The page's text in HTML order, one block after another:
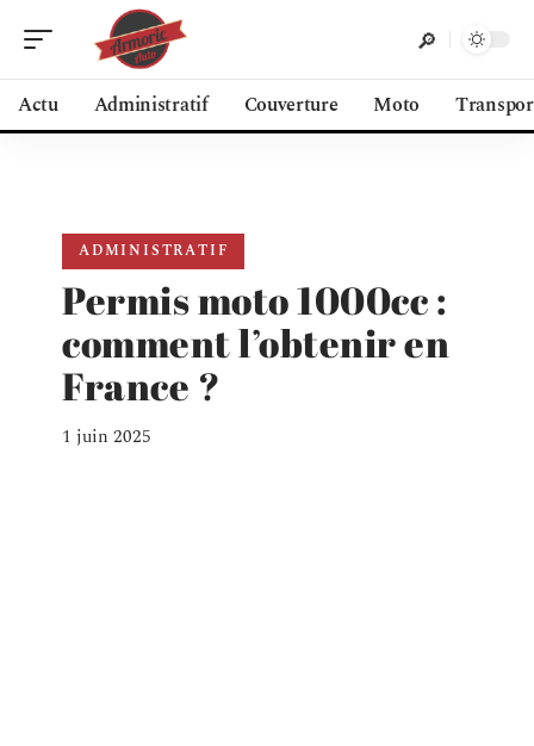
Actu Administratif Couverture Moto
ADMINISTRATIF
Permis moto 1000cc :
comment l’obtenir en
France ?
1 juin 2025